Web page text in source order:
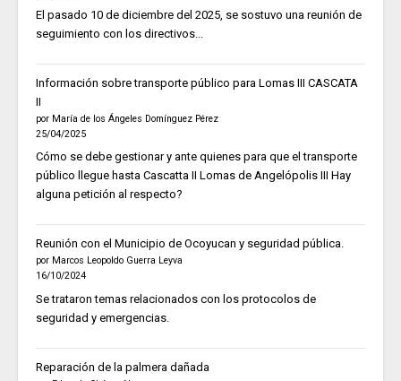
El pasado 10 de diciembre del 2025, se sostuvo una reunión de
seguimiento con los directivos...
Información sobre transporte público para Lomas III CASCATA
II
por María de los Ángeles Domínguez Pérez
25/04/2025
Cómo se debe gestionar y ante quienes para que el transporte
público llegue hasta Cascatta II Lomas de Angelópolis III Hay
alguna petición al respecto?
Reunión con el Municipio de Ocoyucan y seguridad pública.
por Marcos Leopoldo Guerra Leyva
16/10/2024
Se trataron temas relacionados con los protocolos de
seguridad y emergencias.
Reparación de la palmera dañada